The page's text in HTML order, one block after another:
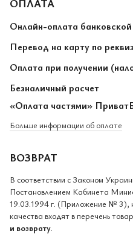
ОПЛАТА
Онлайн-оплата
Перевод на карту по
Оплата при получении
Безналичный расчет
«Оплата частями»
Больше информации об оплате
ВОЗВРАТ
В соответствии с Законом
Постановлением Кабинета
19.03.1994 г. (Приложение № 3),
качества входят в перечень
и возврату.